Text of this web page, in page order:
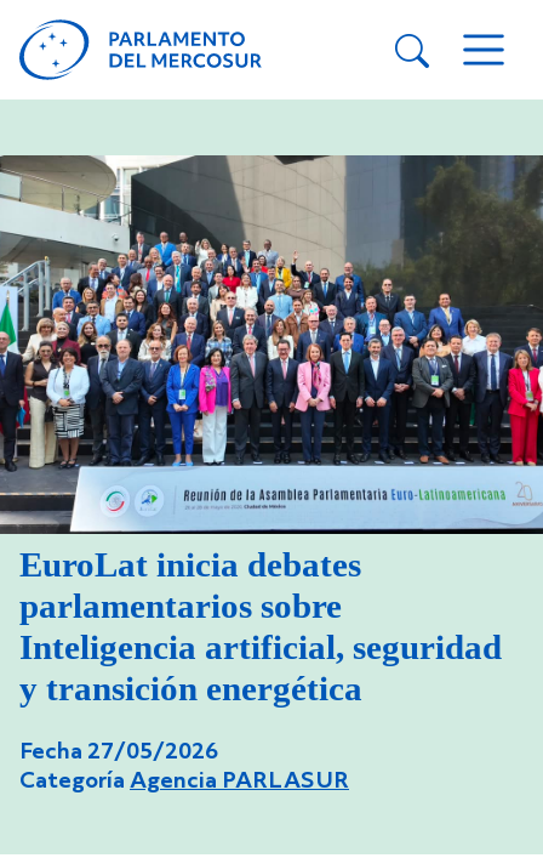
EuroLat inicia debates
parlamentarios sobre
Inteligencia artificial, seguridad
y transición energética
Fecha 27/05/2026
Categoría Agencia PARLASUR